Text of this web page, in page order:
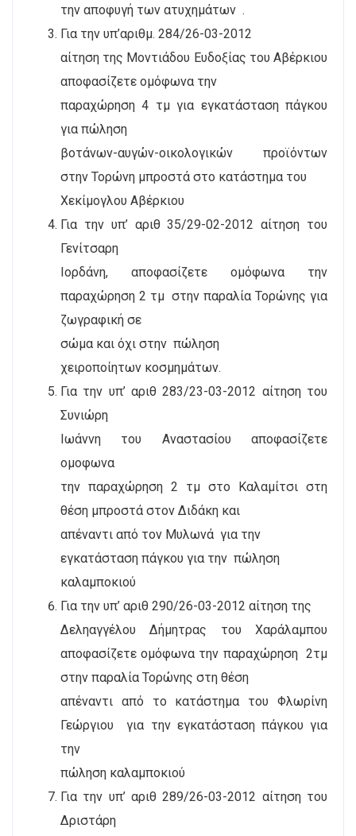
την αποφυγή των ατυχημάτων .
Για την υπ’αριθμ. 284/26-03-2012
αίτηση της Μοντιάδου Ευδοξίας του Αβέρκιου
αποφασίζετε ομόφωνα την
παραχώρηση 4 τμ για εγκατάσταση πάγκου
για πώληση
βοτάνων-αυγών-οικολογικών προϊόντων
στην Τορώνη μπροστά στο κατάστημα του
Χεκίμογλου Αβέρκιου
Για την υπ’ αριθ 35/29-02-2012 αίτηση του
Γενίτσαρη
Ιορδάνη, αποφασίζετε ομόφωνα την
παραχώρηση 2 τμ στην παραλία Τορώνης για
ζωγραφική σε
σώμα και όχι στην πώληση
χειροποίητων κοσμημάτων.
Για την υπ’ αριθ 283/23-03-2012 αίτηση του
Συνιώρη
Ιωάννη του Αναστασίου αποφασίζετε
ομοφωνα
την παραχώρηση 2 τμ στο Καλαμίτσι στη
θέση μπροστά στον Διδάκη και
απέναντι από τον Μυλωνά για την
εγκατάσταση πάγκου για την πώληση
καλαμποκιού
Για την υπ’ αριθ 290/26-03-2012 αίτηση της
Δεληαγγέλου Δήμητρας του Χαράλαμπου
αποφασίζετε ομόφωνα την παραχώρηση 2τμ
στην παραλία Τορώνης στη θέση
απέναντι από το κατάστημα του Φλωρίνη
Γεώργιου
για την εγκατάσταση πάγκου για
την
πώληση καλαμποκιού
Για την υπ’ αριθ 289/26-03-2012 αίτηση του
Δριστάρη